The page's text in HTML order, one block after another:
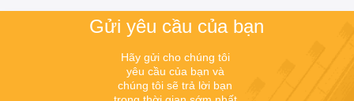
Gửi yêu cầu của bạn
Hãy gửi cho chúng tôi
yêu cầu của bạn và
chúng tôi sẽ trả lời bạn